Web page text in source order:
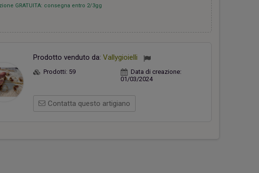
Casetta verde
GRATUITA: consegna entro 2/3gg
Prodotto venduto da: Vallygioielli
Prodotti: 59
Data di creazione:
01/03/2024
Contatta questo artigiano